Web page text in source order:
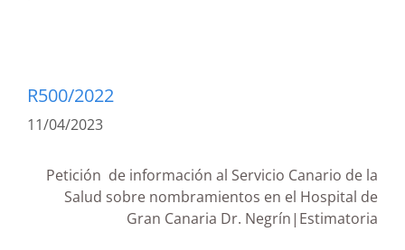
R500/2022
11/04/2023
Petición de información al Servicio Canario de la
Salud sobre nombramientos en el Hospital de
Gran Canaria Dr. Negrín|Estimatoria